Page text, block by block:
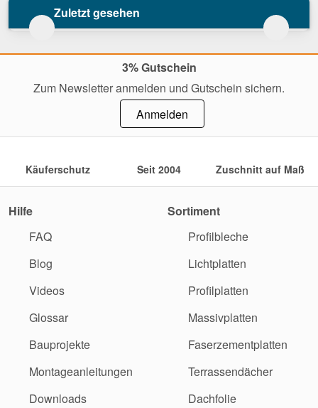
Zuletzt gesehen
3% Gutschein
Zum Newsletter anmelden und Gutschein sichern.
Anmelden
Käuferschutz Seit 2004 Zuschnitt auf Maß
Hilfe
FAQ
Blog
Videos
Glossar
Bauprojekte
Montageanleitungen
Downloads
Sortiment
Profilbleche
Lichtplatten
Profilplatten
Massivplatten
Faserzementplatten
Terrassendächer
Dachfolie